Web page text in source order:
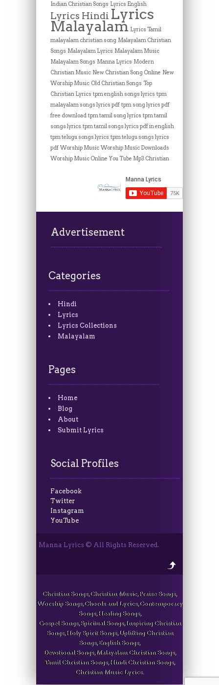
Indian Christian Songs Lyrics English
Lyrics Hindi Lyrics
Malayalam Lyrics Tamil
malayalam christian song Malayalam Christian
Songs Malayalam Lyrics Malayalam Music
Malayalam Songs Manna Lyrics Modern
Christian Music New Christian Song Online New
Worship Music Old Christian Songs Top
Christian Lyrics tpm english songs lyrics tpm
malayalam songs lyrics pdf tpm song lyrics pdf
free download tpm tamil song lyrics tpm tamil
songs lyrics tpm tamil songs lyrics pdf in english
tpm telugu songs lyrics tpm telugu songs lyrics
pdf Worship Music Worship Music Downloads
Worship Music Online You Tube Mp3 Christian
Advertisement
Categories
Hindi
Lyrics
Lyrics Collections
Malayalam
Pages
Home
Blog
About
Submit Lyrics
Social Profiles
Facebook
Twitter
Instagram
YouTube
Manna Lyrics © All Rights Reserved.
Christian Songs, Christian Music, Praise Songs,
Worship Songs, Chords and Lyrics, Contemporary
Songs, Healing Songs,
Gospel Songs, Spiritual Songs, Inspiring Christian
Songs, Holy Spirit Songs, Uplifting Christian
Songs, English Songs,
Devotional Songs, Malayalam Christian Songs,
Tamil Christian Songs, Hindi Christian Songs,
Christian Music Lyrics.